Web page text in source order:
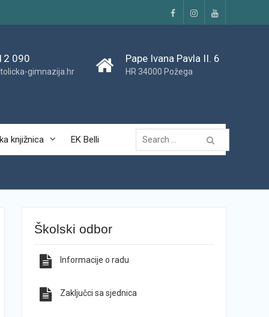
FacebookInstagramYouTube
090
gimnazija.hr
Pape Ivana Pavla II. 6
HR 34000 Požega
knjižnica EK Belli
Traži...
Školski odbor
Informacije o radu
Zaključci sa sjednica